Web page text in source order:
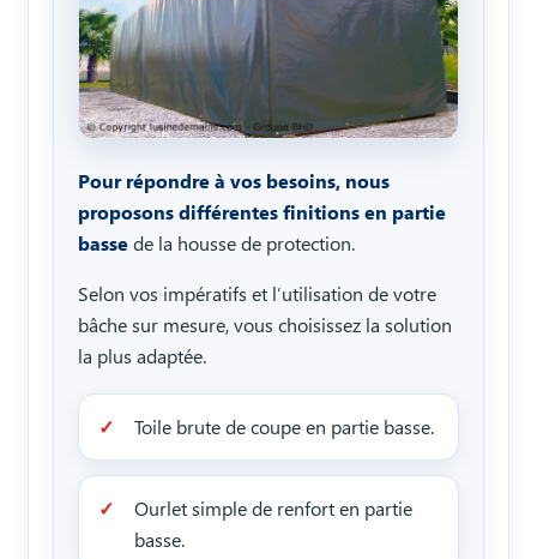
Pour répondre à vos besoins, nous
proposons différentes finitions en partie
bassede la housse de protection.
Selon vos impératifs et l’utilisation de votre
bâche sur mesure, vous choisissez la solution
la plus adaptée.
Toile brute de coupe en partie basse.
Ourlet simple de renfort en partie
basse.